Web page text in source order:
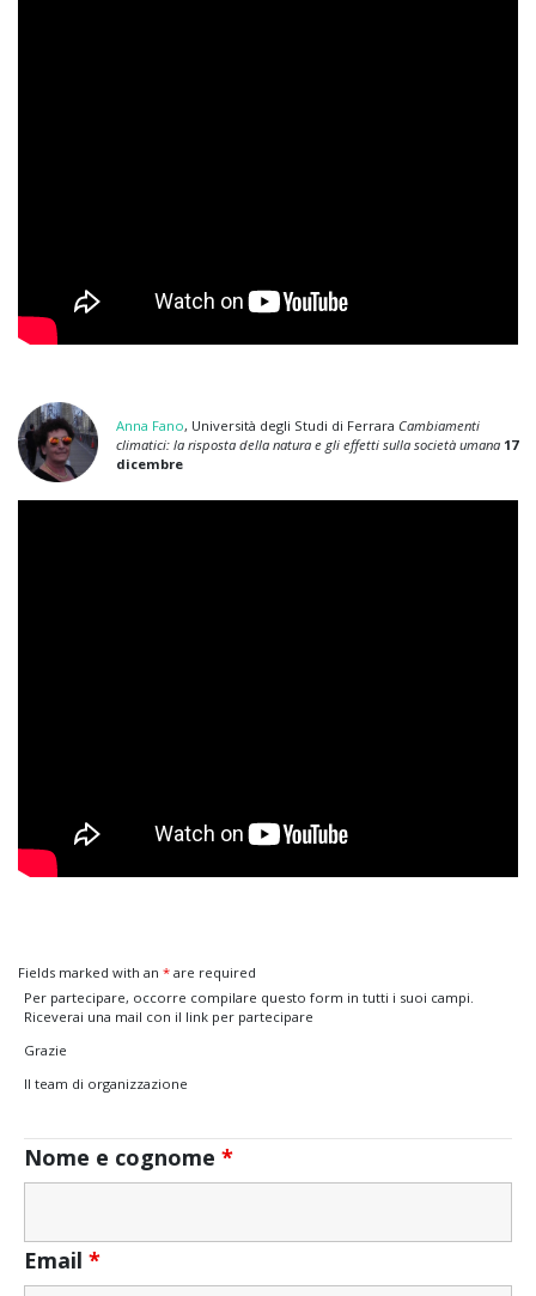
Anna Fano, Università degli Studi di Ferrara Cambiamenti
climatici: la risposta della natura e gli effetti sulla società umana 17
dicembre
Fields marked with an * are required
Per partecipare, occorre compilare questo form in tutti i suoi campi.
Riceverai una mail con il link per partecipare
Grazie
Il team di organizzazione
Nome e cognome *
Email *